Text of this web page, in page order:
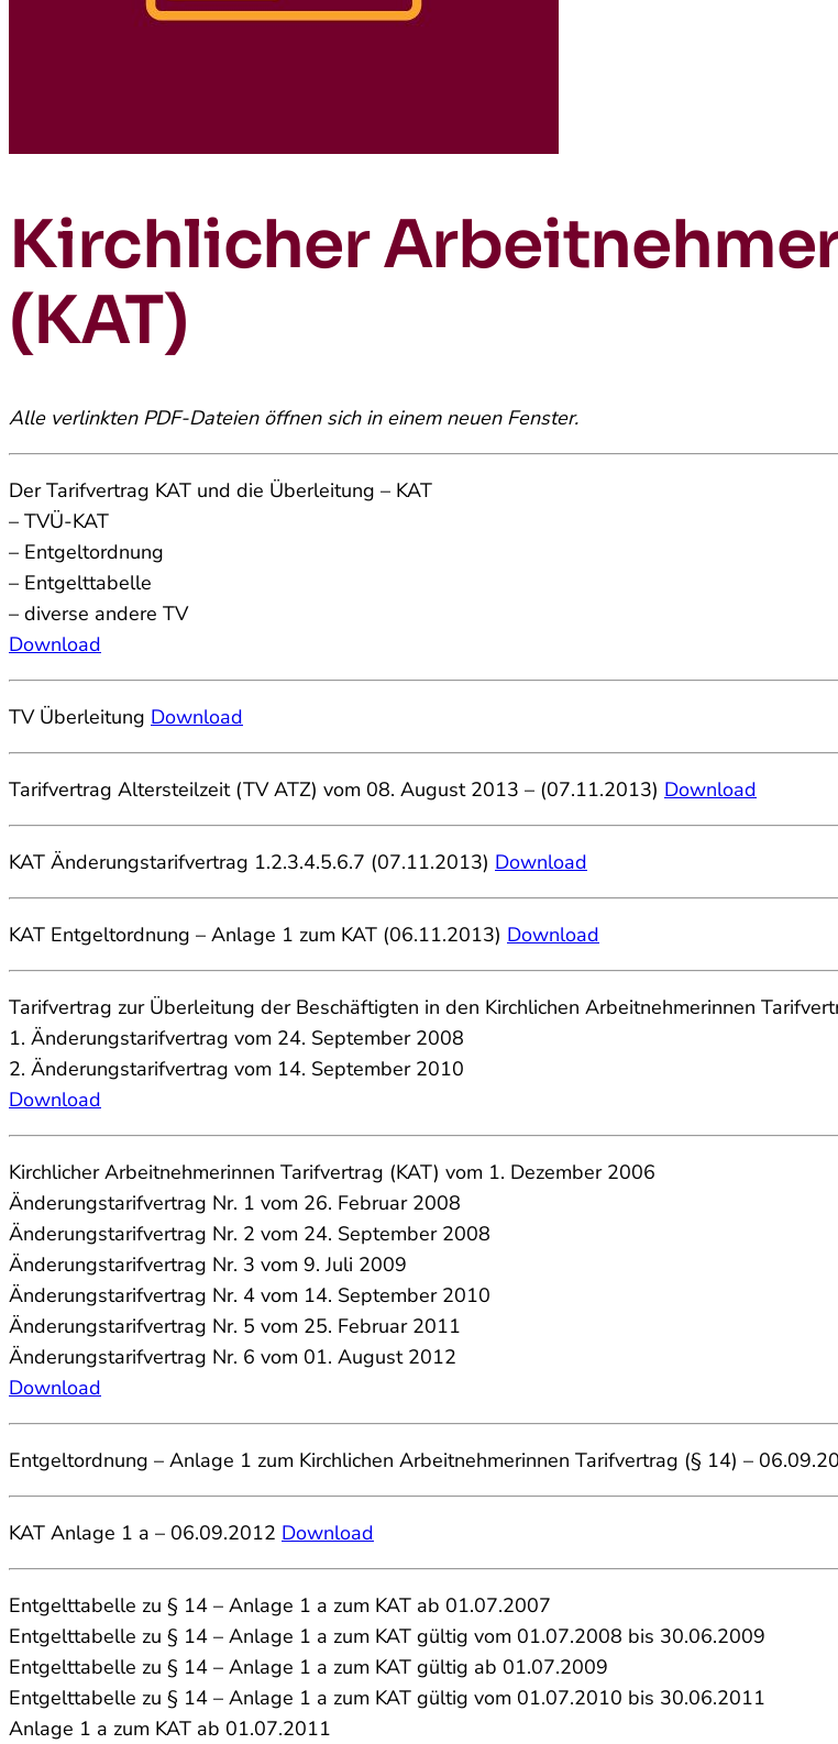
Kirchlicher
(KAT)
Alle verlinkten PDF-Dateien öffnen sich in einem neuen Fenster.
Der Tarifvertrag KAT und die Überleitung – KAT
– TVÜ-KAT
– Entgeltordnung
– Entgelttabelle
– diverse andere TV
Download
TV Überleitung Download
Tarifvertrag Altersteilzeit (TV ATZ) vom 08. August 2013 – (07.11.2013) Download
KAT Änderungstarifvertrag 1.2.3.4.5.6.7 (07.11.2013) Download
KAT Entgeltordnung – Anlage 1 zum KAT (06.11.2013) Download
Tarifvertrag zur Überleitung der Beschäftigten in den Kirchlichen Arbeitnehmerinnen
1. Änderungstarifvertrag vom 24. September 2008
2. Änderungstarifvertrag vom 14. September 2010
Download
Kirchlicher Arbeitnehmerinnen Tarifvertrag (KAT) vom 1. Dezember 2006
Änderungstarifvertrag Nr. 1 vom 26. Februar 2008
Änderungstarifvertrag Nr. 2 vom 24. September 2008
Änderungstarifvertrag Nr. 3 vom 9. Juli 2009
Änderungstarifvertrag Nr. 4 vom 14. September 2010
Änderungstarifvertrag Nr. 5 vom 25. Februar 2011
Änderungstarifvertrag Nr. 6 vom 01. August 2012
Download
Entgeltordnung – Anlage 1 zum Kirchlichen Arbeitnehmerinnen Tarifvertrag (§ 14) –
KAT Anlage 1 a – 06.09.2012 Download
Entgelttabelle zu § 14 – Anlage 1 a zum KAT ab 01.07.2007
Entgelttabelle zu § 14 – Anlage 1 a zum KAT gültig vom 01.07.2008 bis 30.06.2009
Entgelttabelle zu § 14 – Anlage 1 a zum KAT gültig ab 01.07.2009
Entgelttabelle zu § 14 – Anlage 1 a zum KAT gültig vom 01.07.2010 bis 30.06.2011
Anlage 1 a zum KAT ab 01.07.2011